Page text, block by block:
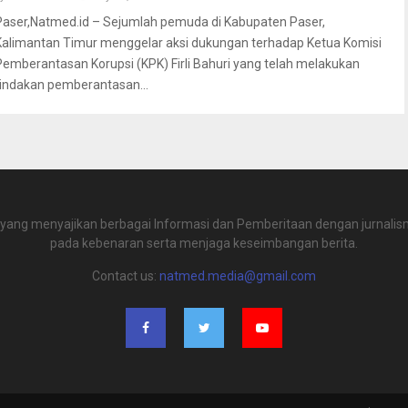
– Sejumlah pemuda di Kabupaten Paser,
Timur menggelar aksi dukungan terhadap Ketua Komisi
Korupsi (KPK) Firli Bahuri yang telah melakukan
pemberantasan...
menyajikan berbagai Informasi dan Pemberitaan dengan
pada kebenaran serta menjaga keseimbangan berita.
Contact us: natmed.media@gmail.com